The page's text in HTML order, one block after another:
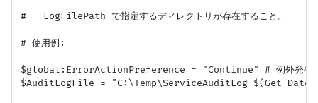
# - LogFilePath で指定するディレクトリが存在すること。
# 使用例:
$global:ErrorActionPreference = "Continue" # 例外発生時も
$AuditLogFile = "C:\Temp\ServiceAuditLog_$(Get-